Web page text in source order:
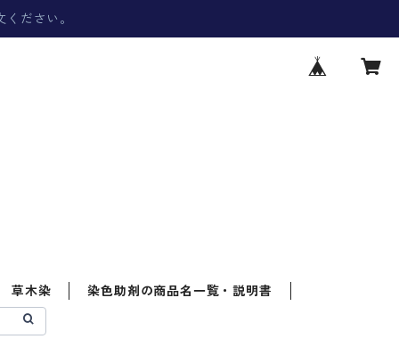
ださい。
草木染 染色助剤の商品名一覧・説明書